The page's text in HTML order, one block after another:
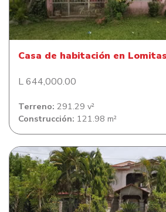
Casa de habitación en
L 644,000.00
Terreno: 291.29 v²
Construcción: 121.98 m²